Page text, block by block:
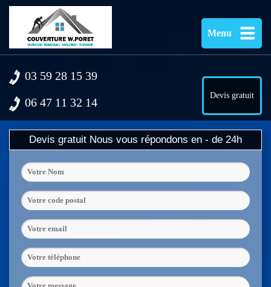
Menu
03 59 28 15 39
06 47 11 32 14
Devis gratuit
Devis gratuit Nous vous répondons en - de 24h